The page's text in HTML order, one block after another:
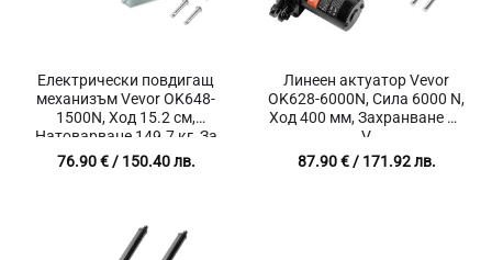
Електрически повдигащ
механизъм Vevor OK648-
1500N, Ход 15.2 см,
Натоварване 149.7 кг, За
автоматизация и мебели
76.90€/ 150.40 лв.
Линеен актуатор Vevor
OK628-6000N, Сила 6000 N,
Ход 400 мм, Захранване 12
V
87.90€/ 171.92 лв.